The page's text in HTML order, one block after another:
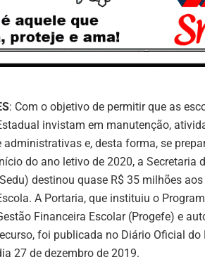
: Com o objetivo de permitir que as
invistam em manutenção,
administrativas e, desta forma, se
do ano letivo de 2020, a Secretaria
destinou quase R$ 35 milhões
A Portaria, que instituiu o
Financeira Escolar (Progefe) e
foi publicada no Diário Oficial do
27 de dezembro de 2019.